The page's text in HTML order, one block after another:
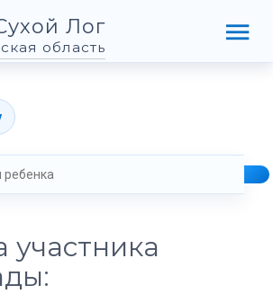
Лог
область
участника